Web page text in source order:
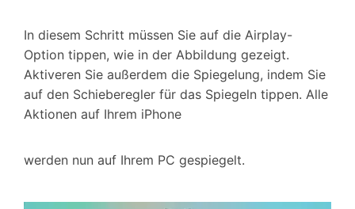
In diesem Schritt müssen Sie auf die Airplay-
Option tippen, wie in der Abbildung gezeigt.
Aktiveren Sie außerdem die Spiegelung, indem Sie
auf den Schieberegler für das Spiegeln tippen. Alle
Aktionen auf Ihrem iPhone
werden nun auf Ihrem PC gespiegelt.